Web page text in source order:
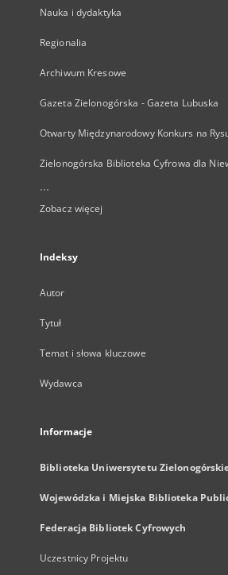
Nauka i dydaktyka
Regionalia
Archiwum Kresowe
Gazeta Zielonogórska - Gazeta Lubuska
Otwarty Międzynarodowy Konkurs na
Zielonogórska Biblioteka Cyfrowa dla
...
Zobacz więcej
Indeksy
Autor
Tytuł
Temat i słowa kluczowe
Wydawca
Informacje
Biblioteka Uniwersytetu
Wojewódzka i Miejska Biblioteka
Federacja Bibliotek Cyfrowych
Uczestnicy Projektu